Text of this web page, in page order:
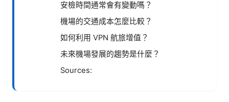
安檢時間通常會有變動嗎？
機場的交通成本怎麼比較？
如何利用 VPN 航旅增值？
未來機場發展的趨勢是什麼？
Sources: